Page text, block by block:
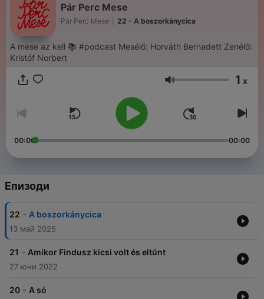
Pár Perc Mese
Pár Perc Mese 22 - A boszorkánycica
A mese az kell 📚 #podcast Mesélő: Horváth Bernadett Zenélő:
Kristóf Norbert
Сила на звука
1 x
00:00 00:00
Епизоди
22 - A boszorkánycica
13 май 2025
21 - Amikor Findusz kicsi volt és eltűnt
27 юни 2022
20 - A só